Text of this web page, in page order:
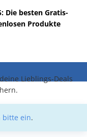
Die besten Gratis-
Produkte
Lieblings-Deals
bitte ein.